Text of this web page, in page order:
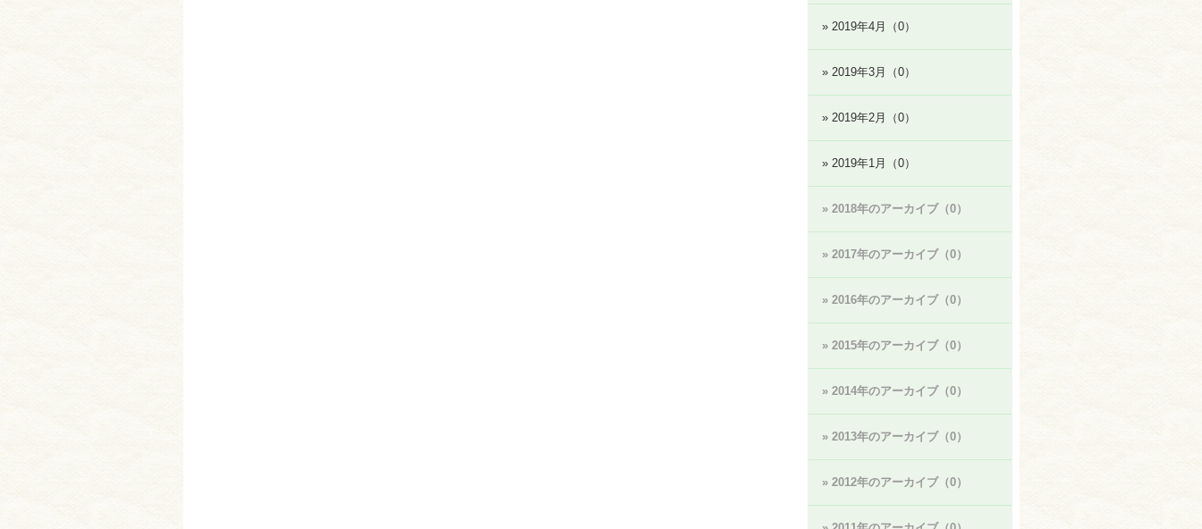
» 2019年4月（0）
» 2019年3月（0）
» 2019年2月（0）
» 2019年1月（0）
» 2018年のアーカイブ（0）
» 2017年のアーカイブ（0）
» 2016年のアーカイブ（0）
» 2015年のアーカイブ（0）
» 2014年のアーカイブ（0）
» 2013年のアーカイブ（0）
» 2012年のアーカイブ（0）